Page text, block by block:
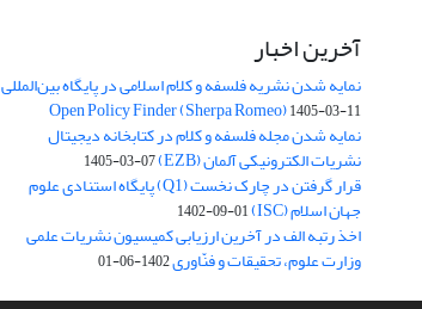
آخرین اخبار
نمایه شدن نشریه فلسفه و کلام اسلامی در پایگاه بین‌المللی
Open Policy Finder (Sherpa Romeo)1405-03-11
نمایه شدن مجله فلسفه و کلام در کتابخانه دیجیتال
نشریات الکترونیکی آلمان (EZB) 1405-03-07
قرار گرفتن در چارک نخست (Q1) پایگاه استنادی علوم
جهان اسلام (ISC) 1402-09-01
اخذ رتبه الف در آخرین ارزیابی کمیسیون نشریات علمی
وزارت علوم، تحقیقات و فنّاوری1402-06-01